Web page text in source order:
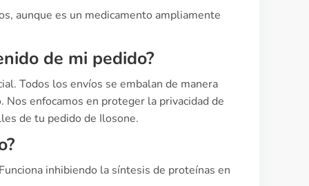
aunque es un medicamento ampliamente
de mi pedido?
Todos los envíos se embalan de manera
enfocamos en proteger la privacidad de
de tu pedido de Ilosone.
inhibiendo la síntesis de proteínas en